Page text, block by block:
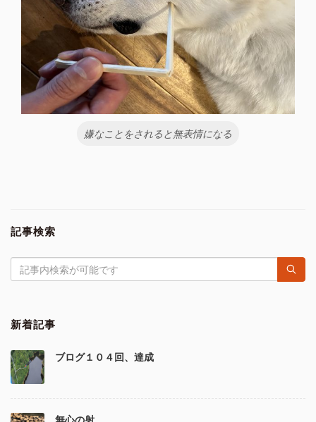
嫌なことをされると無表情になる
記事検索
新着記事
ブログ１０４回、達成